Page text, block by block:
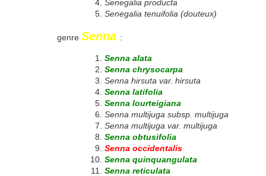
Senegalia producta
Senegalia tenuifolia (douteux)
genre Senna :
Senna alata
Senna chrysocarpa
Senna hirsuta var. hirsuta
Senna latifolia
Senna lourteigiana
Senna multijuga subsp. multijuga
Senna multijuga var. multijuga
Senna obtusifolia
Senna occidentalis
Senna quinquangulata
Senna reticulata